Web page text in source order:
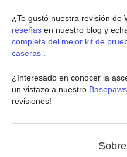
¿Te gustó nuestra revisión de
reseñas en nuestro blog y
completa del mejor kit de
caseras
¿Interesado en conocer la
un vistazo a nuestro Basepaws
revisiones!